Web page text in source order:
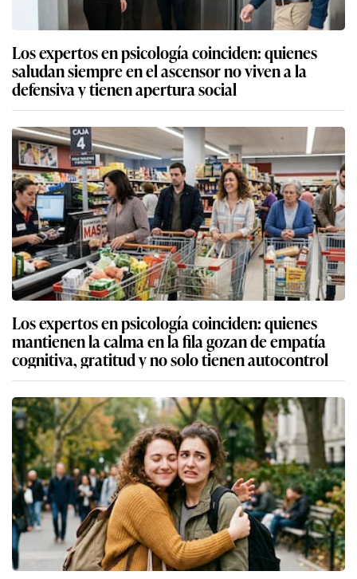
Los expertos en psicología coinciden: quienes
saludan siempre en el ascensor no viven a la
defensiva y tienen apertura social
Los expertos en psicología coinciden: quienes
mantienen la calma en la fila gozan de empatía
cognitiva, gratitud y no solo tienen autocontrol